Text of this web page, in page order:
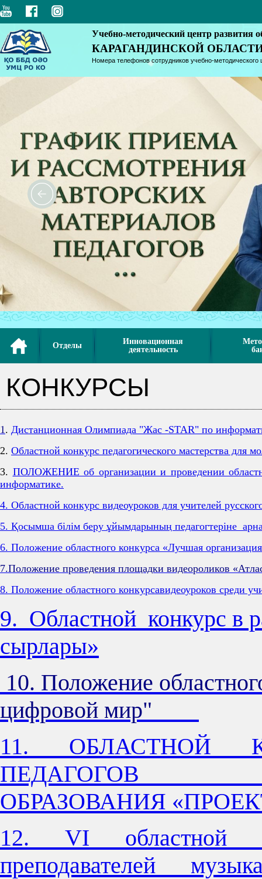
Учебно-методический центр развития
КАРАГАНДИНСКОЙ
Номера телефонов сотрудников учебно-методического
Отделы
Инновационная
деятельность
КОНКУРСЫ
1. Дистанционная Олимпиада "Жас -STAR" по
2. Областной конкурс педагогического мастерства для
3. ПОЛОЖЕНИЕ об организации и проведении
информатике.
4. Областной конкурс видеоуроков для учителей
5. Қосымша білім беру ұйымдарының педагогтеріне
6. Положение областного конкурса «Лучшая
7.Положение проведения площадки видеороликов
8. Положение областного конкурсавидеоуроков среди
9. Областной конкурс в
сырлары»
10. Положение
цифровой мир"
11. ОБЛАСТНОЙ
ОБРАЗОВАНИЯ
12. VI областной
преподавателей